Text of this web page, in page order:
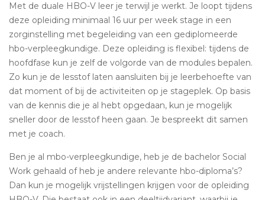
Met de duale HBO-V leer je terwijl je werkt. Je loopt tijdens
deze opleiding minimaal 16 uur per week stage in een
zorginstelling met begeleiding van een gediplomeerde
hbo-verpleegkundige. Deze opleiding is flexibel: tijdens de
hoofdfase kun je zelf de volgorde van de modules bepalen.
Zo kun je de lesstof laten aansluiten bij je leerbehoefte van
dat moment of bij de activiteiten op je stageplek. Op basis
van de kennis die je al hebt opgedaan, kun je mogelijk
sneller door de lesstof heen gaan. Je bespreekt dit samen
met je coach.
Ben je al mbo-verpleegkundige, heb je de bachelor Social
Work gehaald of heb je andere relevante hbo-diploma’s?
Dan kun je mogelijk vrijstellingen krijgen voor de opleiding